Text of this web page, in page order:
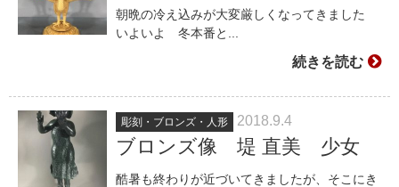
朝晩の冷え込みが大変厳しくなってきました
いよいよ 冬本番と...
続きを読む
彫刻・ブロンズ・人形 2018.9.4
ブロンズ像 堤 直美 少女
酷暑も終わりが近づいてきましたが、そこにき